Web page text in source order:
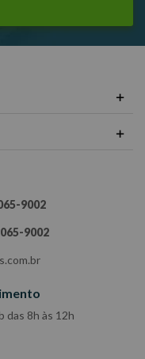
9002
9002
das 8h às 12h